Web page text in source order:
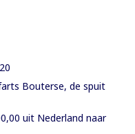
Bouterse, de spuit
uit Nederland naar